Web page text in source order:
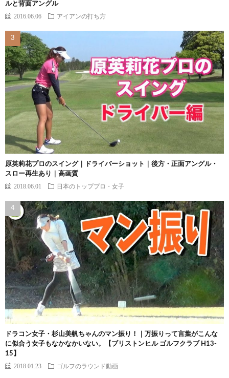
ルと背面アングル
2016.06.06 アイアンの打ち方
原英莉花プロのスイング｜ドライバーショット｜後方・正面アングル・
スロー再生あり｜高画質
2018.06.01 日本のトッププロ・女子
ドラコン女子・杉山美帆ちゃんのマン振り！｜万振りって言葉がこんな
に似合う女子もなかなかいない。【ブリストンヒル ゴルフクラブ H13-
15】
2018.01.23 ゴルフのラウンド動画